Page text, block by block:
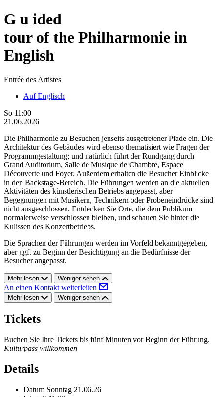
G u ided
tour of the Philharmonie in
English
Entrée des Artistes
Auf Englisch
So 11:00
21.06.2026
Die Philharmonie zu Besuchen jenseits ausgetretener Pfade ein. Die
Architektur des Gebäudes wird ebenso thematisiert wie Fragen der
Programmgestaltung; und natürlich führt der Rundgang durch
Grand Auditorium, Salle de Musique de Chambre, Espace
Découverte und Foyer. Außerdem erhalten die Besucher Einblicke
in den Backstage-Bereich. Die Führungen werden an die aktuellen
Aktivitäten des künstlerischen Betriebs angepasst, aber
Begegnungen mit Musikern, Technikern oder Probeneindrücke sind
nicht ausgeschlossen. Entdecken Sie Orte, die dem Publikum
normalerweise verschlossen bleiben, und schauen Sie hinter die
Kulissen des Konzertbetriebs.
Die Sprachen der Führungen werden im Vorfeld bekanntgegeben,
aber ggf. zu Beginn der Besichtigung an die Bedürfnisse der
Besucher angepasst.
Mehr lesen Weniger sehen
An einen Kontakt weiterleiten
Mehr lesen Weniger sehen
Tickets
Buchen Sie Ihre Tickets bis fünf Minuten vor Beginn der Führung.
Kulturpass willkommen
Details
Datum Sonntag 21.06.26